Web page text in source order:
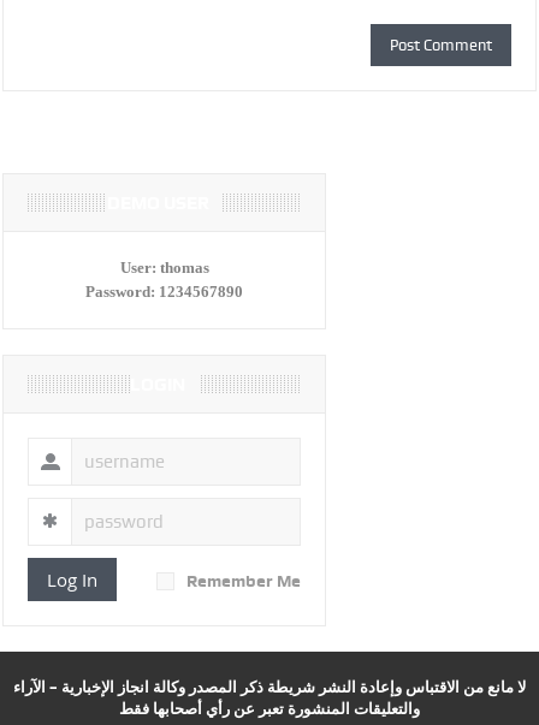
User: thomas
Password: 1234567890
Log In Remember Me
لا مانع من الاقتباس وإعادة النشر شريطة ذكر المصدر وكالة انجاز الإخبارية – الآراء
والتعليقات المنشورة تعبر عن رأي أصحابها فقط